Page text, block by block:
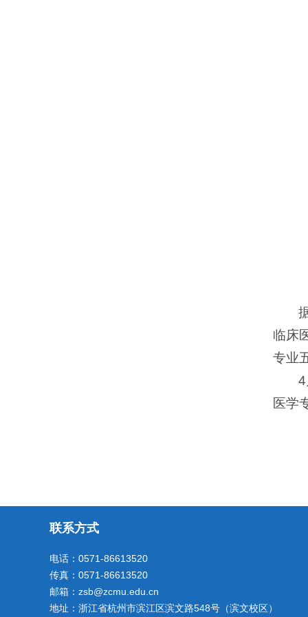
临床
专业
医学
联系方式
电话：0571-86613520
传真：0571-86613520
邮箱：zsb@zcmu.edu.cn
地址：浙江省杭州市滨江区滨文路548号（滨文校区）